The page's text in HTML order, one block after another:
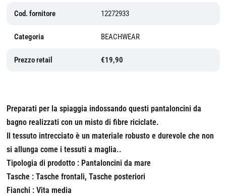
Cod. fornitore 12272933
Categoria BEACHWEAR
Prezzo retail €19,90
Preparati per la spiaggia indossando questi pantaloncini da
bagno realizzati con un misto di fibre riciclate.
Il tessuto intrecciato è un materiale robusto e durevole che non
si allunga come i tessuti a maglia..
Tipologia di prodotto : Pantaloncini da mare
Tasche : Tasche frontali, Tasche posteriori
Fianchi : Vita media